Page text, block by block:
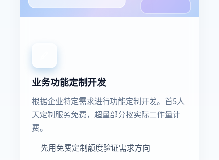
业务功能定制开发
根据企业特定需求进行功能定制开发。首5人
天定制服务免费，超量部分按实际工作量计
费。
先用免费定制额度验证需求方向